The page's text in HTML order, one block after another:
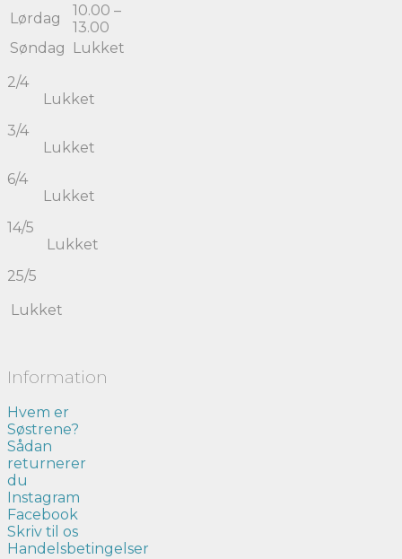
Lørdag
10.00 –
13.00
Søndag
Lukket
2/4
Lukket
3/4
Lukket
6/4
Lukket
14/5
Lukket
25/5
Lukket
Information
Hvem er
Søstrene?
Sådan
returnerer
du
Instagram
Facebook
Skriv til os
Handelsbetingelser